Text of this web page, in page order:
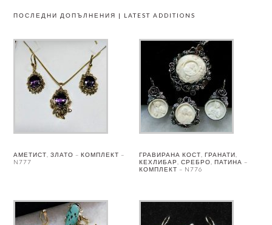
ПОСЛЕДНИ ДОПЪЛНЕНИЯ | LATEST ADDITIONS
АМЕТИСТ, ЗЛАТО – КОМПЛЕКТ –
N777
ГРАВИРАНА КОСТ, ГРАНАТИ,
КЕХЛИБАР, СРЕБРО, ПАТИНА –
КОМПЛЕКТ – N776